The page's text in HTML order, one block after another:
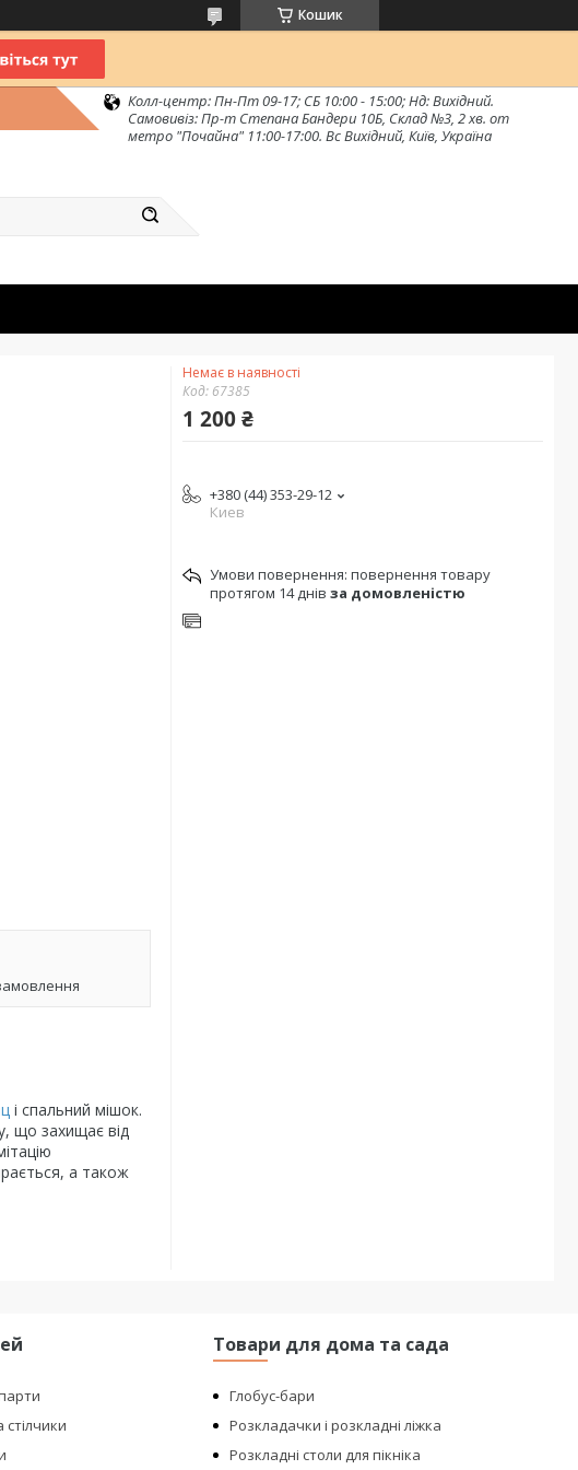
Кошик
Колл-центр: Пн-Пт 09-17; СБ 10:00 - 15:00; Нд: Вихідний.
Самовивіз: Пр-т Степана Бандери 10Б, Склад №3, 2 хв. от
метро "Почайна" 11:00-17:00. Вс Вихідний, Київ, Україна
і спальний мішок.
що захищає від
а також
Немає в наявності
Код: 67385
1 200 ₴
+380 (44) 353-29-12
Киев
повернення товару
протягом 14 днів за домовленістю
Товари для дома та сада
Глобус-бари
Розкладачки і розкладні ліжка
Розкладні столи для пікніка